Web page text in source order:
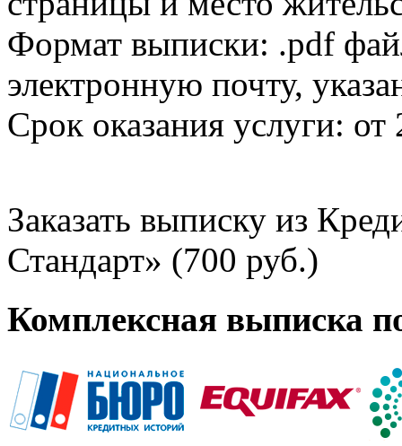
Формат выписки: .pdf
электронную почту,
Срок оказания услуги: от
Заказать выписку из
Стандарт» (700 руб.)
Комплексная выписка